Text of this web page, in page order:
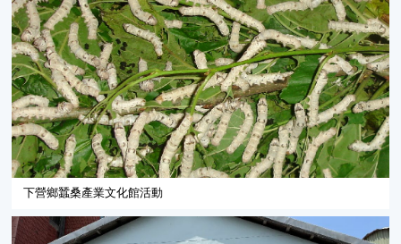
下營鄉蠶桑產業文化館活動